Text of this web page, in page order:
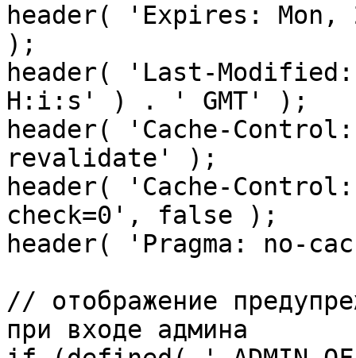
header( 'Expires: Mon,
);
header( 'Last-
H:i:s' ) . ' GMT' );
header( 'Cache-
revalidate' );
header( 'Cache-
check=0', false );
header( 'Pragma: no-
// отображение
при входе админа